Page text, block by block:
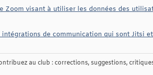
visant à utiliser les données des
intégrations de communication qui sont Jitsi
au club : corrections, suggestions,